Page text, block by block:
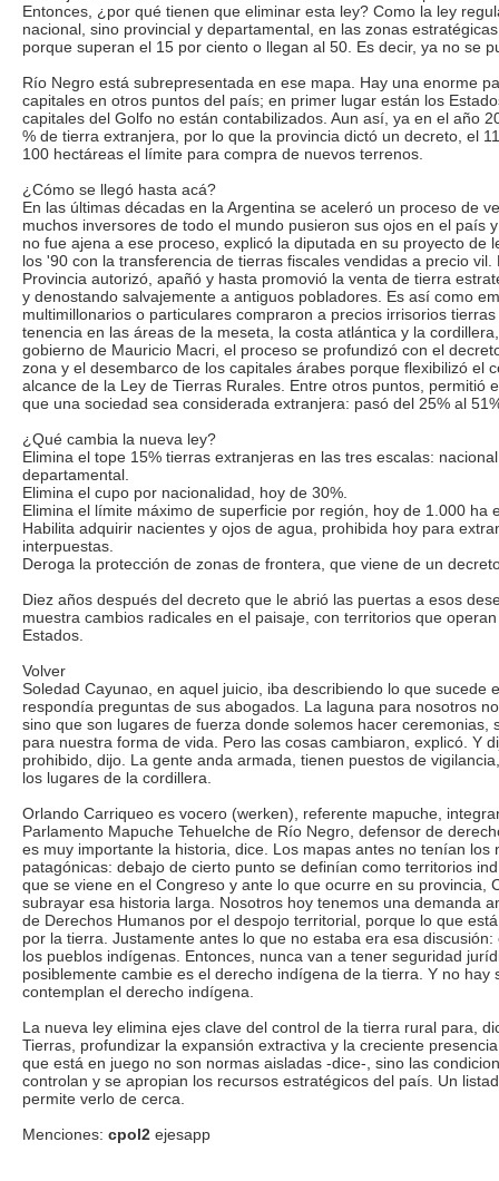
Entonces, ¿por qué tienen que eliminar esta ley? Como la ley
nacional, sino provincial y departamental, en las zonas
porque superan el 15 por ciento o llegan al 50. Es decir, ya no se
Río Negro está subrepresentada en ese mapa. Hay una enorme
capitales en otros puntos del país; en primer lugar están los
capitales del Golfo no están contabilizados. Aun así, ya en el año
% de tierra extranjera, por lo que la provincia dictó un decreto, el
100 hectáreas el límite para compra de nuevos terrenos.
¿Cómo se llegó hasta acá?
En las últimas décadas en la Argentina se aceleró un proceso de
muchos inversores de todo el mundo pusieron sus ojos en el país
no fue ajena a ese proceso, explicó la diputada en su proyecto de
los '90 con la transferencia de tierras fiscales vendidas a precio
Provincia autorizó, apañó y hasta promovió la venta de tierra
y denostando salvajemente a antiguos pobladores. Es así como
multimillonarios o particulares compraron a precios irrisorios
tenencia en las áreas de la meseta, la costa atlántica y la
gobierno de Mauricio Macri, el proceso se profundizó con el
zona y el desembarco de los capitales árabes porque flexibilizó el
alcance de la Ley de Tierras Rurales. Entre otros puntos, permitió
que una sociedad sea considerada extranjera: pasó del 25% al
¿Qué cambia la nueva ley?
Elimina el tope 15% tierras extranjeras en las tres escalas:
departamental.
Elimina el cupo por nacionalidad, hoy de 30%.
Elimina el límite máximo de superficie por región, hoy de 1.000 ha
Habilita adquirir nacientes y ojos de agua, prohibida hoy para
interpuestas.
Deroga la protección de zonas de frontera, que viene de un
Diez años después del decreto que le abrió las puertas a esos
muestra cambios radicales en el paisaje, con territorios que
Estados.
Volver
Soledad Cayunao, en aquel juicio, iba describiendo lo que sucede
respondía preguntas de sus abogados. La laguna para nosotros
sino que son lugares de fuerza donde solemos hacer ceremonias,
para nuestra forma de vida. Pero las cosas cambiaron, explicó. Y
prohibido, dijo. La gente anda armada, tienen puestos de
los lugares de la cordillera.
Orlando Carriqueo es vocero (werken), referente mapuche,
Parlamento Mapuche Tehuelche de Río Negro, defensor de
es muy importante la historia, dice. Los mapas antes no tenían los
patagónicas: debajo de cierto punto se definían como territorios
que se viene en el Congreso y ante lo que ocurre en su provincia,
subrayar esa historia larga. Nosotros hoy tenemos una demanda
de Derechos Humanos por el despojo territorial, porque lo que
por la tierra. Justamente antes lo que no estaba era esa
los pueblos indígenas. Entonces, nunca van a tener seguridad
posiblemente cambie es el derecho indígena de la tierra. Y no hay
contemplan el derecho indígena.
La nueva ley elimina ejes clave del control de la tierra rural para,
Tierras, profundizar la expansión extractiva y la creciente
que está en juego no son normas aisladas -dice-, sino las
controlan y se apropian los recursos estratégicos del país. Un
permite verlo de cerca.
Menciones: cpol2 ejesapp